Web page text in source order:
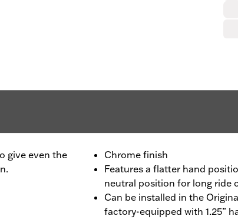
give even the
Chrome finish
Features a flatter hand
neutral position for long ride
Can be installed in the
factory-equipped with 1.25”